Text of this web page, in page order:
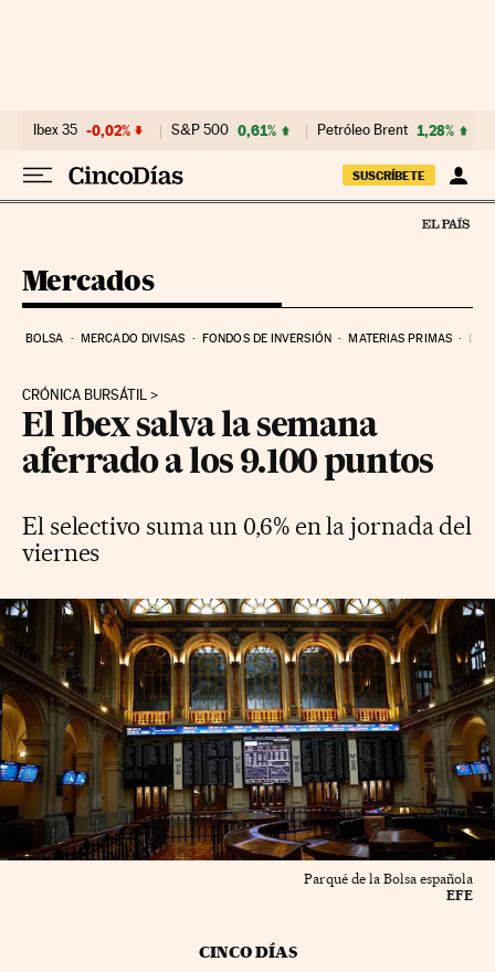
Ibex 35 -0,02% S&P 500 0,61% Petróleo Brent 1,28%
SUSCRÍBETE
Mercados
BOLSA MERCADO DIVISAS FONDOS DE INVERSIÓN MATERIAS PRIMAS
CRÓNICA BURSÁTIL
El Ibex salva la semana
aferrado a los 9.100 puntos
El selectivo suma un 0,6% en la jornada del
viernes
Parqué de la Bolsa española
EFE
CINCO DÍAS